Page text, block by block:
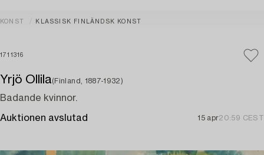
KONST KLASSISK FINLÄNDSK KONST
1711316
Yrjö Ollila(Finland, 1887-1932)
Badande kvinnor.
Auktionen avslutad 15 apr20:59 CEST